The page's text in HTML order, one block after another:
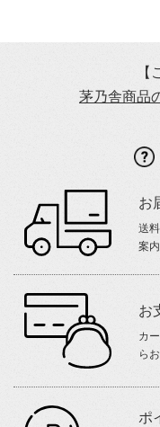
【
茅乃舎商品
お
送
案内
お
カ
ら
ポ